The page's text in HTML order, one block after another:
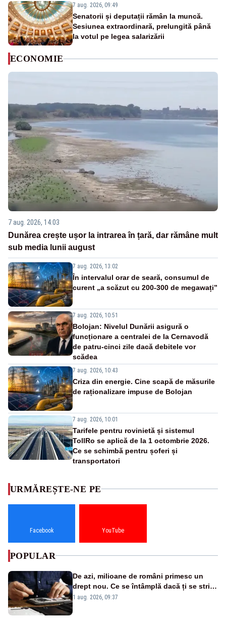
7 aug. 2026, 09:49
Senatorii și deputații rămân la muncă.
Sesiunea extraordinară, prelungită până
la votul pe legea salarizării
ECONOMIE
7 aug. 2026, 14:03
Dunărea crește ușor la intrarea în țară, dar rămâne mult
sub media lunii august
7 aug. 2026, 13:02
În intervalul orar de seară, consumul de
curent „a scăzut cu 200-300 de megawați”
7 aug. 2026, 10:51
Bolojan: Nivelul Dunării asigură o
funcționare a centralei de la Cernavodă
de patru-cinci zile dacă debitele vor
scădea
7 aug. 2026, 10:43
Criza din energie. Cine scapă de măsurile
de raționalizare impuse de Bolojan
7 aug. 2026, 10:01
Tarifele pentru rovinietă și sistemul
TollRo se aplică de la 1 octombrie 2026.
Ce se schimbă pentru șoferi și
transportatori
URMĂREȘTE-NE PE
Facebook YouTube
POPULAR
De azi, milioane de români primesc un
drept nou. Ce se întâmplă dacă ți se strică
un produs
1 aug. 2026, 09:37